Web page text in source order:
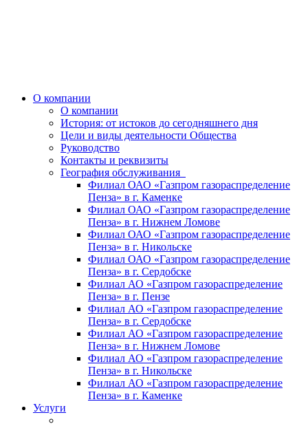
О компании
О компании
История: от истоков до сегодняшнего дня
Цели и виды деятельности Общества
Руководство
Контакты и реквизиты
География обслуживания
Филиал ОАО «Газпром газораспределение
Пенза» в г. Каменке
Филиал ОАО «Газпром газораспределение
Пенза» в г. Нижнем Ломове
Филиал ОАО «Газпром газораспределение
Пенза» в г. Никольске
Филиал ОАО «Газпром газораспределение
Пенза» в г. Сердобске
Филиал АО «Газпром газораспределение
Пенза» в г. Пензе
Филиал АО «Газпром газораспределение
Пенза» в г. Сердобске
Филиал АО «Газпром газораспределение
Пенза» в г. Нижнем Ломове
Филиал АО «Газпром газораспределение
Пенза» в г. Никольске
Филиал АО «Газпром газораспределение
Пенза» в г. Каменке
Услуги